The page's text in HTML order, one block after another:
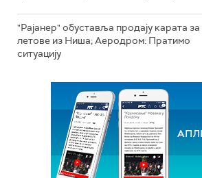
"Рајанер" обуставља продају карата за
летове из Ниша; Аеродром: Пратимо
ситуацију